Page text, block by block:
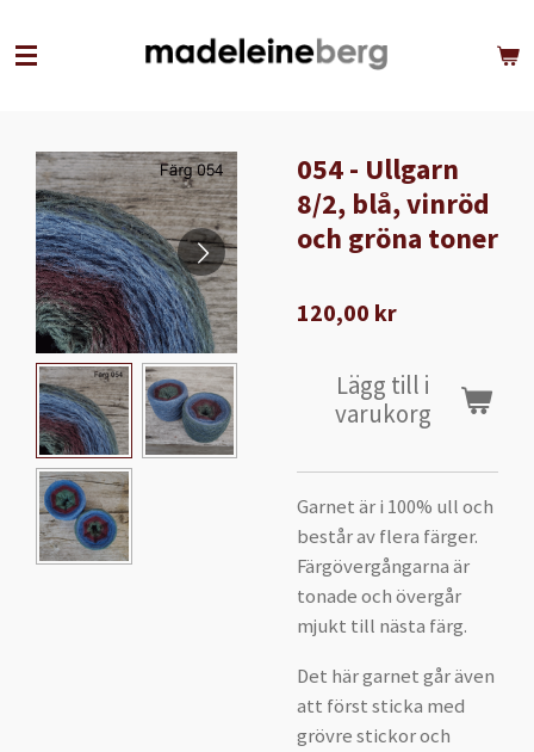
till
054 - Ullgarn
8/2, blå, vinröd
och gröna toner
120,00 kr
Lägg till i
varukorg
Garnet är i 100% ull och
består av flera färger.
Färgövergångarna är
tonade och övergår
mjukt till nästa färg.
Det här garnet går även
att först sticka med
grövre stickor och